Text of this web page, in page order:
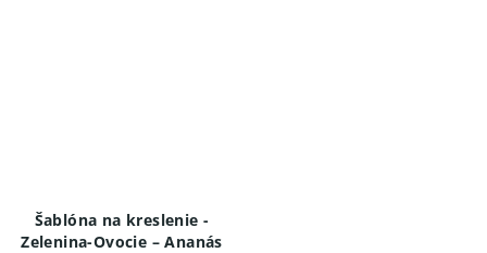
Šablóna na kreslenie -
Zelenina-Ovocie – Ananás